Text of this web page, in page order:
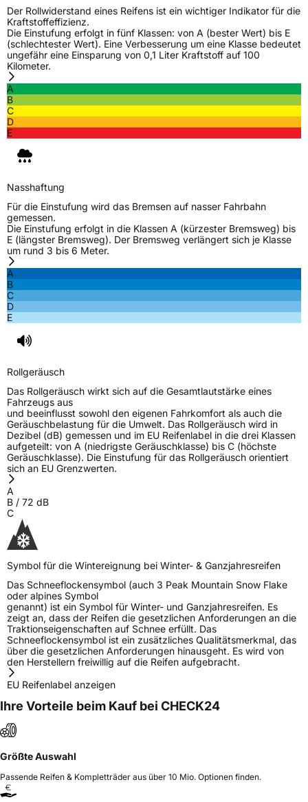
M+SJa
VerstärktXL
EU Label
EffizienzC
Nasshaftung
Rollgeräusch (Klasse)
Rollgeräusch (dB)
FahrzeugklasseC1
EPREL ID1841912
Continental-Plaza 1 30175 Hannover
customerservice_tires@conti.de
Verantwortliche
in der EU
Gallen Liu, www.wanlitire.cn,
gallenliu@wanlitire.cn, +8613326453066
Der Rollwiderstand eines Reifens ist ein wichtiger Indikator für die
Kraftstoffeffizienz.
Die Einstufung erfolgt in fünf Klassen: von A (bester Wert) bis E
(schlechtester Wert). Eine Verbesserung um eine Klasse bedeutet
ungefähr eine Einsparung von 0,1 Liter Kraftstoff auf 100
Kilometer.
A
B
C
D
E
Nasshaftung
Für die Einstufung wird das Bremsen auf nasser Fahrbahn
gemessen.
Die Einstufung erfolgt in die Klassen A (kürzester Bremsweg) bis
E (längster Bremsweg). Der Bremsweg verlängert sich je Klasse
um rund 3 bis 6 Meter.
A
B
C
D
E
Rollgeräusch
Das Rollgeräusch wirkt sich auf die Gesamtlautstärke eines
Fahrzeugs aus
und beeinflusst sowohl den eigenen Fahrkomfort als auch die
Geräuschbelastung für die Umwelt. Das Rollgeräusch wird in
Dezibel (dB) gemessen und im EU Reifenlabel in die drei Klassen
aufgeteilt: von A (niedrigste Geräuschklasse) bis C (höchste
Geräuschklasse). Die Einstufung für das Rollgeräusch orientiert
sich an EU Grenzwerten.
A
B / 72 dB
C
Symbol für die Wintereignung bei Winter- & Ganzjahresreifen
Das Schneeflockensymbol (auch 3 Peak Mountain Snow Flake
oder alpines Symbol
genannt) ist ein Symbol für Winter- und Ganzjahresreifen. Es
zeigt an, dass der Reifen die gesetzlichen Anforderungen an die
Traktionseigenschaften auf Schnee erfüllt. Das
Schneeflockensymbol ist ein zusätzliches Qualitätsmerkmal, das
über die gesetzlichen Anforderungen hinausgeht. Es wird von
den Herstellern freiwillig auf die Reifen aufgebracht.
EU Reifenlabel anzeigen
Ihre Vorteile beim Kauf bei CHECK24
Größte Auswahl
Passende Reifen & Kompletträder aus über 10 Mio. Optionen finden.